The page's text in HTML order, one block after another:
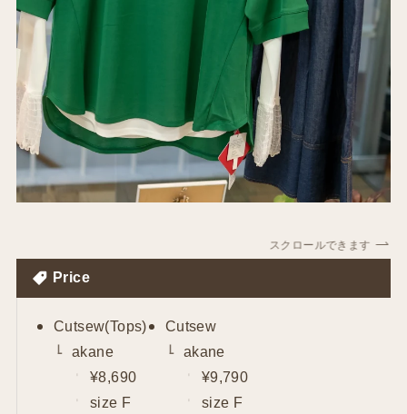
スクロールできます
Price
Cutsew(Tops)
akane
¥8,690
size F
Cutsew
akane
¥9,790
size F